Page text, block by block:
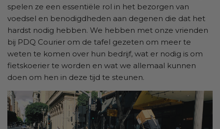
spelen ze een essentiële rol in het bezorgen van
voedsel en benodigdheden aan degenen die dat het
hardst nodig hebben. We hebben met onze vrienden
bij PDQ Courier om de tafel gezeten om meer te
weten te komen over hun bedrijf, wat er nodig is om
fietskoerier te worden en wat we allemaal kunnen
doen om hen in deze tijd te steunen.